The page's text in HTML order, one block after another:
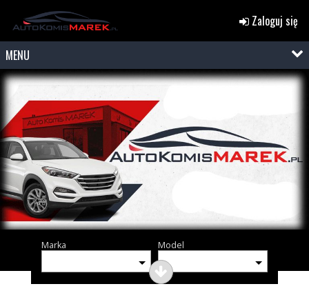
Zaloguj się
MENU
Marka Model